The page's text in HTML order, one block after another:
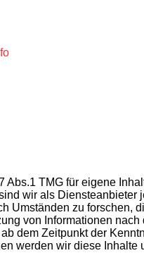
TMG für eigene
wir als
Umständen zu
von Informationen
dem Zeitpunkt der
werden wir diese Inhalte